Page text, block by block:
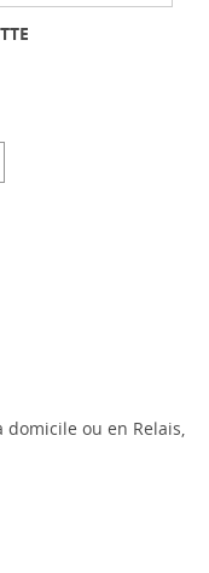
domicile ou en Relais,